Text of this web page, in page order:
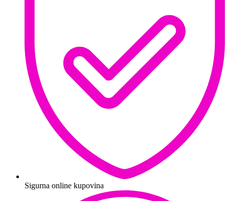
Sigurna online kupovina